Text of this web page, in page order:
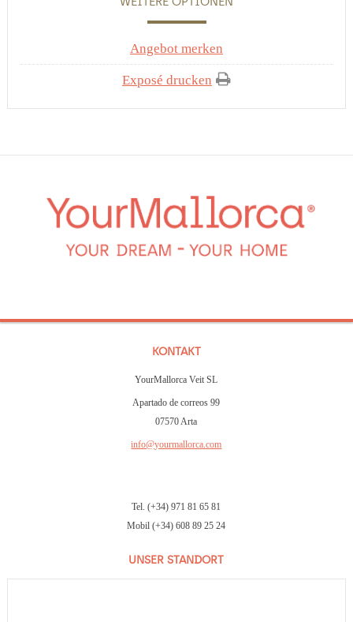
Angebot merken
Exposé drucken
KONTAKT
YourMallorca Veit SL
Apartado de correos 99
07570 Arta
info@yourmallorca.com
Tel. (+34) 971 81 65 81
Mobil (+34) 608 89 25 24
UNSER STANDORT